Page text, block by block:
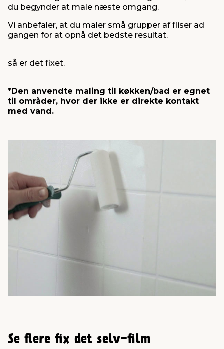
du begynder at male næste omgang.
Vi anbefaler, at du maler små grupper af fliser ad
gangen for at opnå det bedste resultat.
så er det fixet.
*Den anvendte maling til køkken/bad er egnet
til områder, hvor der ikke er direkte kontakt
med vand.
Se flere fix det selv-film